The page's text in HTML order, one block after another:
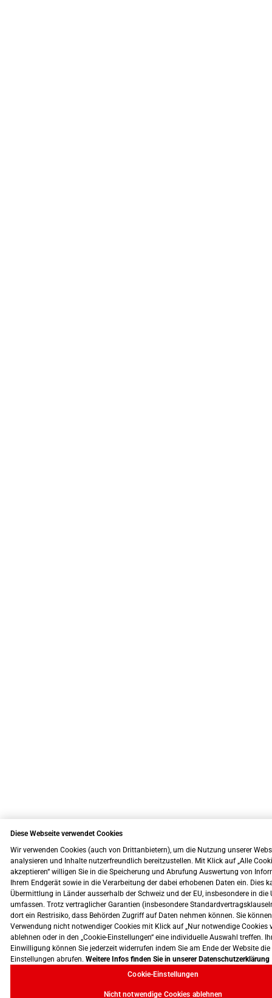
Diese Webseite verwendet Cookies
Wir verwenden Cookies (auch von Drittanbietern), um die Nutzung unserer
analysieren und Inhalte nutzerfreundlich bereitzustellen. Mit Klick auf „Alle
akzeptieren“ willigen Sie in die Speicherung und Abrufung Auswertung von
Ihrem Endgerät sowie in die Verarbeitung der dabei erhobenen Daten ein. Dies
Übermittlung in Länder ausserhalb der Schweiz und der EU, insbesondere in die
umfassen. Trotz vertraglicher Garantien (insbesondere
dort ein Restrisiko, dass Behörden Zugriff auf Daten nehmen können. Sie
Verwendung nicht notwendiger Cookies mit Klick auf „Nur notwendige Cookies
ablehnen oder in den „Cookie-Einstellungen“ eine individuelle Auswahl treffen.
Einwilligung können Sie jederzeit widerrufen indem Sie am Ende der Website die
Einstellungen abrufen. Weitere Infos finden Sie in unserer Datenschutzerklärung
Cookie-Einstellungen
Nicht notwendige Cookies ablehnen